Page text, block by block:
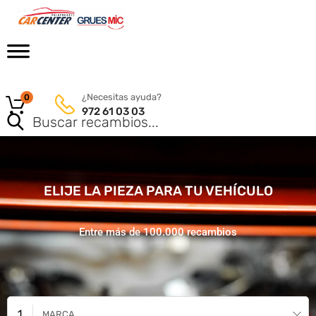
¿Necesitas ayuda?
972 61 03 03
0
ELIJE LA PIEZA PARA TU VEHÍCULO
Entre más de 100.000 recambios